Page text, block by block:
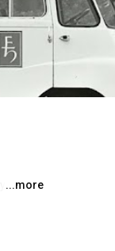
...more